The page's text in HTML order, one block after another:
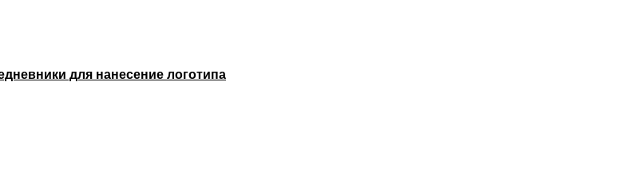
для нанесение логотипа